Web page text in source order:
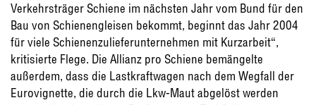
Verkehrsträger Schiene im nächsten Jahr vom Bund für den
Bau von Schienengleisen bekommt, beginnt das Jahr 2004
für viele Schienenzulieferunternehmen mit Kurzarbeit“,
kritisierte Flege. Die Allianz pro Schiene bemängelte
außerdem, dass die Lastkraftwagen nach dem Wegfall der
Eurovignette, die durch die Lkw-Maut abgelöst werden